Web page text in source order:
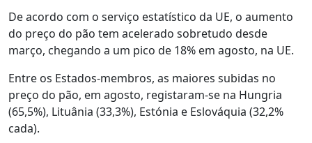
De acordo com o serviço estatístico da UE, o aumento
do preço do pão tem acelerado sobretudo desde
março, chegando a um pico de 18% em agosto, na UE.
Entre os Estados-membros, as maiores subidas no
preço do pão, em agosto, registaram-se na Hungria
(65,5%), Lituânia (33,3%), Estónia e Eslováquia (32,2%
cada).